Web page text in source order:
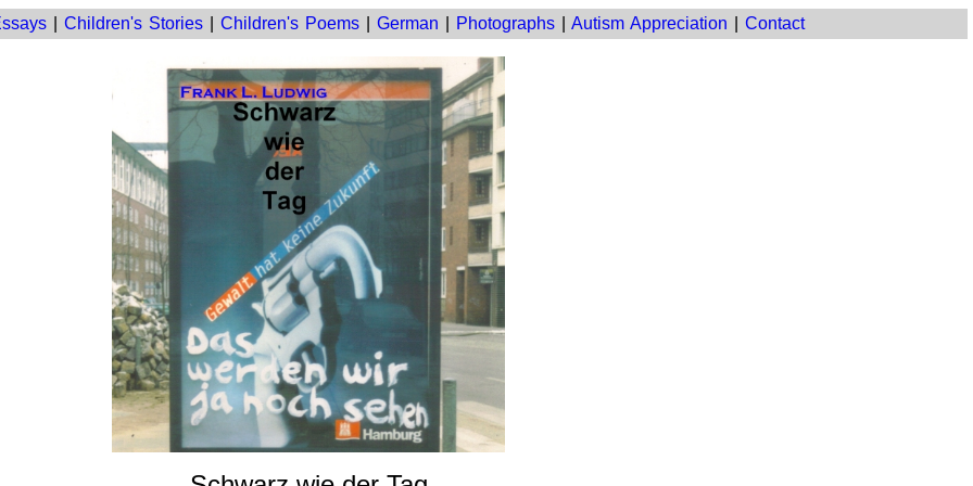
|Children's Stories |Children's Poems |German Photographs |Autism Appreciation |Contact